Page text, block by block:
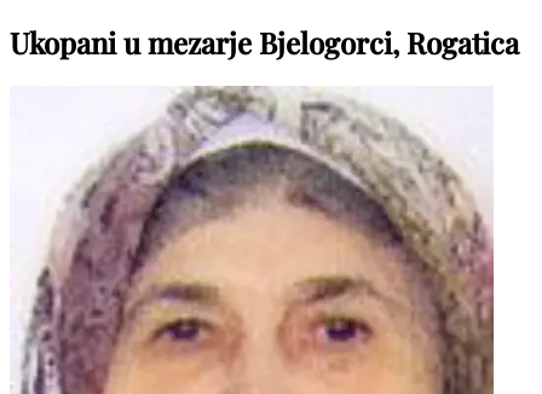
Ukopani u mezarje Bjelogorci, Rogatica